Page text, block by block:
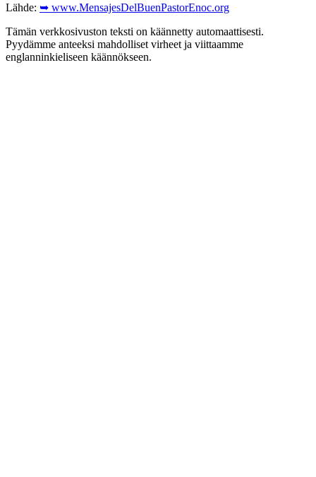
Lähde: ➥ www.MensajesDelBuenPastorEnoc.org
Tämän verkkosivuston teksti on käännetty automaattisesti.
Pyydämme anteeksi mahdolliset virheet ja viittaamme
englanninkieliseen käännökseen.